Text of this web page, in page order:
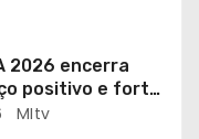
2026 encerra
positivo e forte
MItv